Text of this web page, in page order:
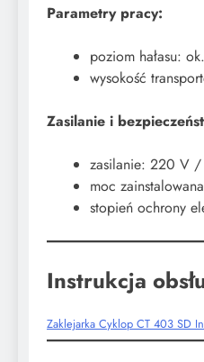
Parametry pracy:
poziom hałasu:
wysokość
Zasilanie i
zasilanie: 220 V
moc
stopień ochrony
Instrukcja
Zaklejarka Cyklop CT 403 SD